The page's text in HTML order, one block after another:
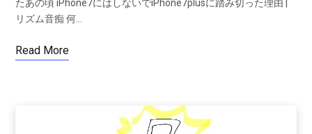
たあの頃 iPhone7にはしないでiPhone7plusに踏み切った理由 |
リズム音痴 何…
Read More